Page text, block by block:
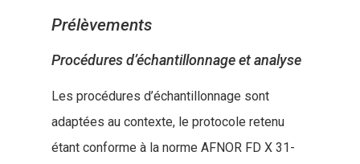
Prélèvements
Procédures d’échantillonnage et analyse
Les procédures d’échantillonnage sont
adaptées au contexte, le protocole retenu
étant conforme à la norme AFNOR FD X 31-
Diagnostic Forage
Équipement De Suivi,
Hydrosurveillance
Sites Pollués Et
Vente De
Matériels
Espace Client